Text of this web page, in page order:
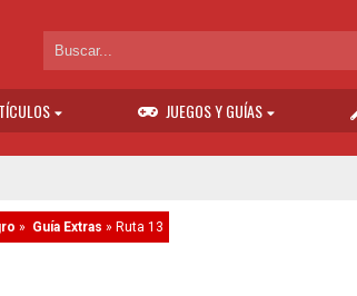
JUEGOS Y GUÍAS
» Guía Extras » Ruta 13